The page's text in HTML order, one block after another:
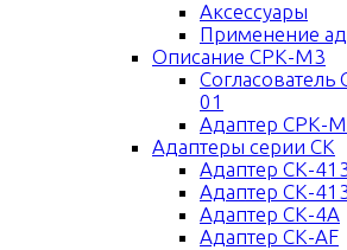
Аксессуары
Применение
Описание СРК-М3
01
Адаптер СРК-
Адаптеры серии СК
Адаптер СК-
Адаптер СК-
Адаптер СК-4A
Адаптер СК-AF